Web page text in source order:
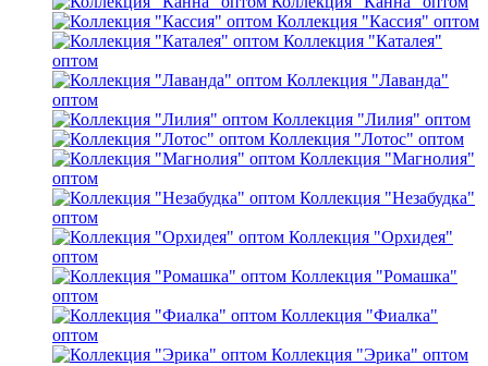
Коллекция "Кассия" оптом
Коллекция "Каталея"
оптом
Коллекция "Лаванда"
оптом
Коллекция "Лилия" оптом
Коллекция "Лотос" оптом
Коллекция "Магнолия"
оптом
Коллекция "Незабудка"
оптом
Коллекция "Орхидея"
оптом
Коллекция "Ромашка"
оптом
Коллекция "Фиалка"
оптом
Коллекция "Эрика" оптом